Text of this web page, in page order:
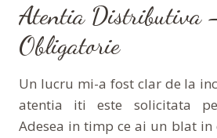
Atentia Distributiva
Obligatorie
Un lucru mi-a fost clar de la
atentia iti este solicitata
Adesea in timp ce ai un blat